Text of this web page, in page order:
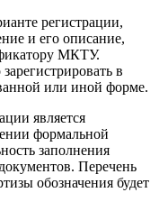
регистрации,
и его описание,
МКТУ.
в
или иной форме.
является
формальной
заполнения
Перечень
обозначения будет